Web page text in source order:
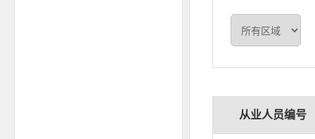
从业人员编号